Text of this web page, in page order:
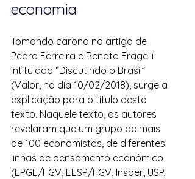
economia
Tomando carona no artigo de
Pedro Ferreira e Renato Fragelli
intitulado “Discutindo o Brasil”
(Valor, no dia 10/02/2018), surge a
explicação para o título deste
texto. Naquele texto, os autores
revelaram que um grupo de mais
de 100 economistas, de diferentes
linhas de pensamento econômico
(EPGE/FGV, EESP/FGV, Insper, USP,